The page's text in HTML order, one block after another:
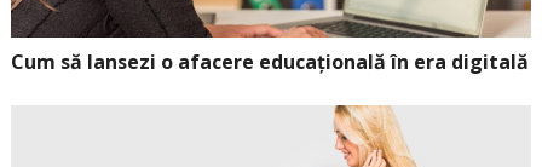
Cum să lansezi o afacere educațională în era digitală